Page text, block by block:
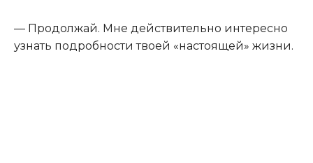
— Продолжай. Мне действительно интересно
узнать подробности твоей «настоящей» жизни.